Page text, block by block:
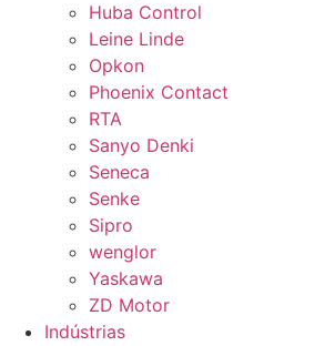
Huba Control
Leine Linde
Opkon
Phoenix Contact
RTA
Sanyo Denki
Seneca
Senke
Sipro
wenglor
Yaskawa
ZD Motor
Indústrias